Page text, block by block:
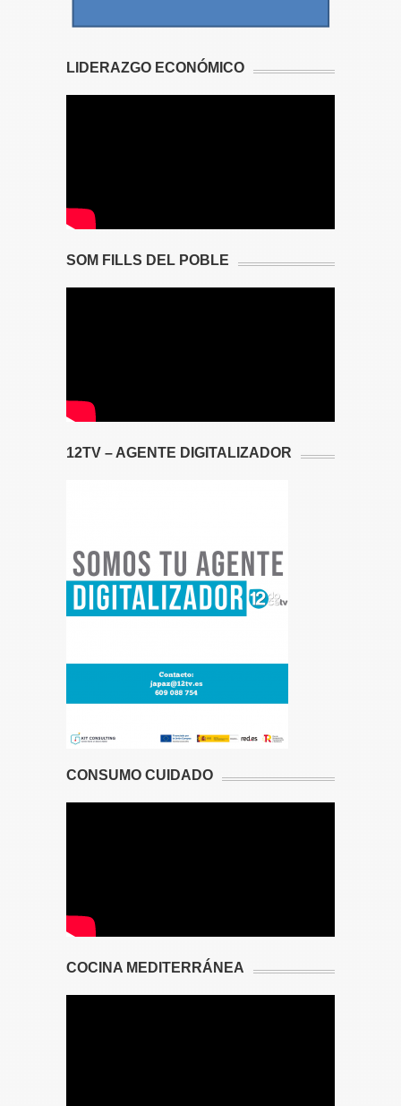
LIDERAZGO ECONÓMICO
SOM FILLS DEL POBLE
12TV – AGENTE DIGITALIZADOR
CONSUMO CUIDADO
COCINA MEDITERRÁNEA